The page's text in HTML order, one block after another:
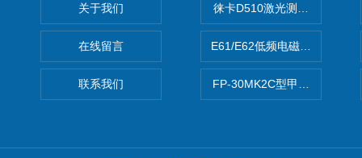
关于我们
在线留言
联系我们
徕卡D510激光测距仪
E61/E62低频电磁场强度分析
FP-30MK2C型甲醛检测仪